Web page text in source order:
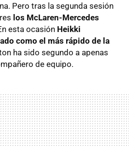
Pero tras la segunda sesión
los McLaren-Mercedes
esta ocasión Heikki
como el más rápido de la
ha sido segundo a apenas
de equipo.